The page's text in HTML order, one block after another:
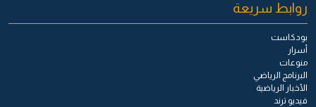
روابط سريعة
بودكاست
أسرار
منوعات
البرنامج الرياضي
الأخبار الرياضية
فيديو ترند